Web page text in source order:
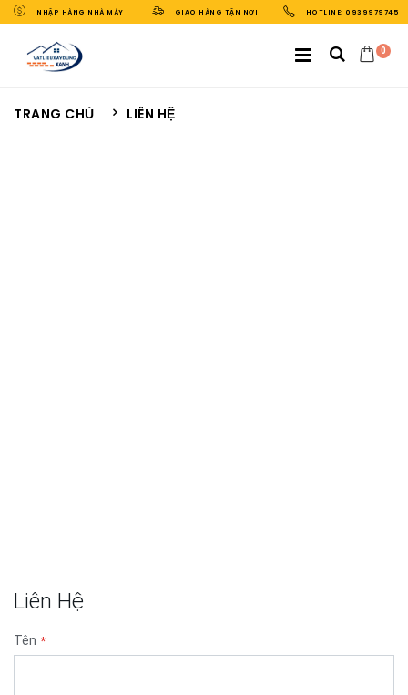
NHẬP HÀNG NHÀ MÁY GIAO HÀNG TẬN NƠI HOTLINE: 0939979745
0
TRANG CHỦ LIÊN HỆ
Liên Hệ
Tên